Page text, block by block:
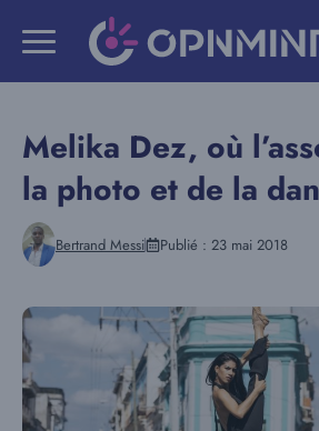
Melika Dez, où
la photo et de la
Bertrand Messi Publié : 23 mai 2018